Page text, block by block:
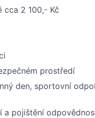
cca 2 100,- Kč
prostředí
den, sportovní
a pojištění